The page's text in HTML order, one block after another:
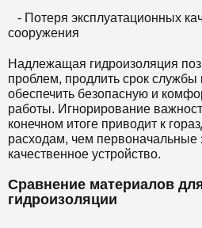
- Потеря эксплуатационных
сооружения
Надлежащая гидроизоляция
проблем, продлить срок службы
обеспечить безопасную и
работы. Игнорирование
конечном итоге приводит к
расходам, чем первоначальные
качественное устройство.
Сравнение материалов
гидроизоляции